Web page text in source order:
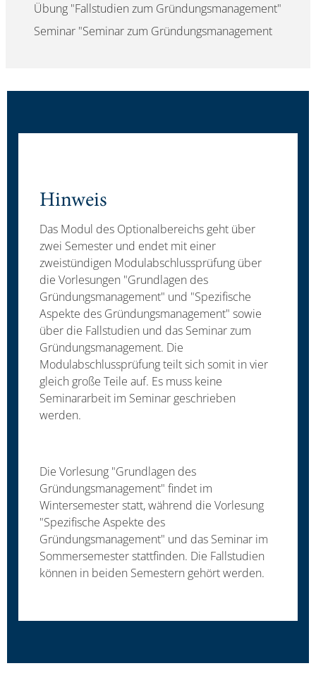
Übung "Fallstudien zum Gründungsmanagement"
Seminar "Seminar zum Gründungsmanagement
Hinweis
Das Modul des Optionalbereichs geht über
zwei Semester und endet mit einer
zweistündigen Modulabschlussprüfung über
die Vorlesungen "Grundlagen des
Gründungsmanagement" und "Spezifische
Aspekte des Gründungsmanagement" sowie
über die Fallstudien und das Seminar zum
Gründungsmanagement. Die
Modulabschlussprüfung teilt sich somit in vier
gleich große Teile auf. Es muss keine
Seminararbeit im Seminar geschrieben
werden.
Die Vorlesung "Grundlagen des
Gründungsmanagement" findet im
Wintersemester statt, während die Vorlesung
"Spezifische Aspekte des
Gründungsmanagement" und das Seminar im
Sommersemester stattfinden. Die Fallstudien
können in beiden Semestern gehört werden.